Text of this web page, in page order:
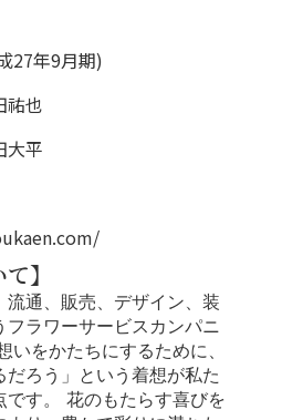
27年9月期)
祐也
大平
】
流通、販売、デザイン、装
ラワーサービスカンパニ
いをかたちにするために、
だろう」という着想が私た
です。 花のもたらす喜びを